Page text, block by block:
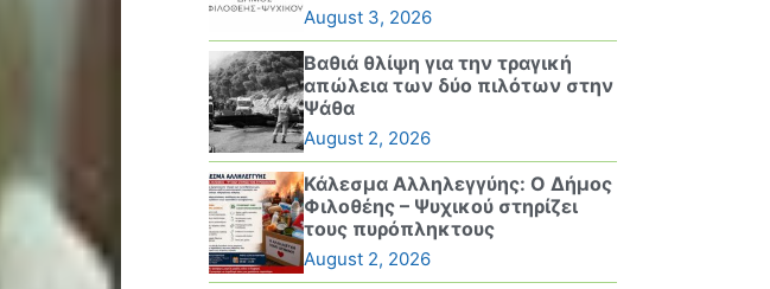
August 3, 2026
Βαθιά θλίψη για την τραγική
απώλεια των δύο πιλότων στην
Ψάθα
August 2, 2026
Κάλεσμα Αλληλεγγύης: Ο Δήμος
Φιλοθέης – Ψυχικού στηρίζει
τους πυρόπληκτους
August 2, 2026